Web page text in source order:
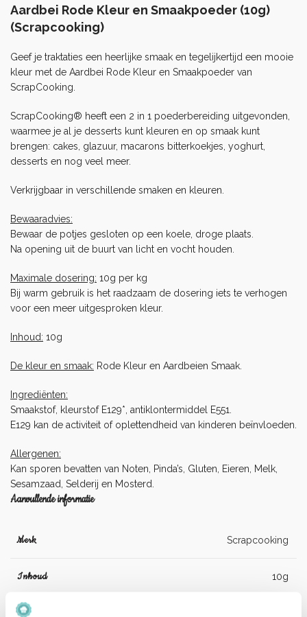
Aardbei Rode Kleur en Smaakpoeder (10g)
(Scrapcooking)
Geef je traktaties een heerlijke smaak en tegelijkertijd een mooie
kleur met de Aardbei Rode Kleur en Smaakpoeder van
ScrapCooking.
ScrapCooking® heeft een 2 in 1 poederbereiding uitgevonden,
waarmee je al je desserts kunt kleuren en op smaak kunt
brengen: cakes, glazuur, macarons bitterkoekjes, yoghurt,
desserts en nog veel meer.
Verkrijgbaar in verschillende smaken en kleuren.
Bewaaradvies:
Bewaar de potjes gesloten op een koele, droge plaats.
Na opening uit de buurt van licht en vocht houden.
Maximale dosering: 10g per kg
Bij warm gebruik is het raadzaam de dosering iets te verhogen
voor een meer uitgesproken kleur.
Inhoud: 10g
De kleur en smaak: Rode Kleur en Aardbeien Smaak.
Ingrediënten:
Smaakstof, kleurstof E129*, antiklontermiddel E551.
E129 kan de activiteit of oplettendheid van kinderen beïnvloeden.
Allergenen:
Kan sporen bevatten van Noten, Pinda’s, Gluten, Eieren, Melk,
Sesamzaad, Selderij en Mosterd.
Aanvullende informatie
Merk Scrapcooking
Inhoud 10g
Kleur En